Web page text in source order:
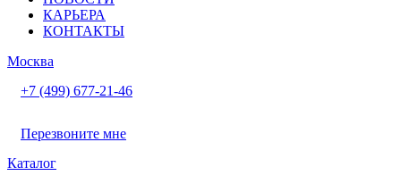
КАРЬЕРА
КОНТАКТЫ
Москва
+7 (499) 677-21-46
Перезвоните мне
Каталог